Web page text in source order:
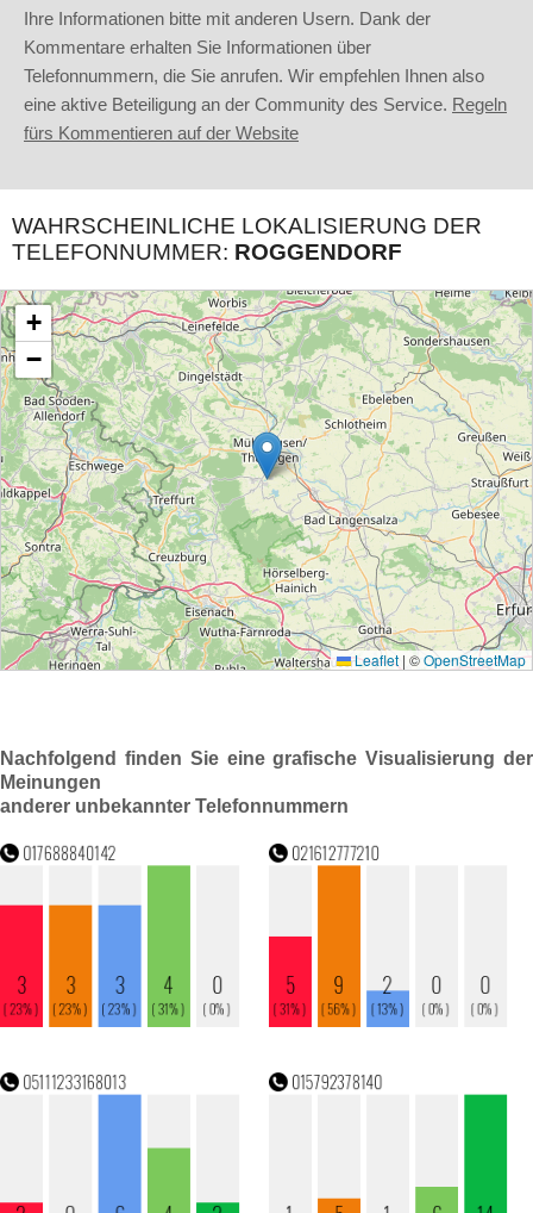
Ihre Informationen bitte mit anderen Usern. Dank der
Kommentare erhalten Sie Informationen über
Telefonnummern, die Sie anrufen. Wir empfehlen Ihnen also
eine aktive Beteiligung an der Community des Service. Regeln
fürs Kommentieren auf der Website
WAHRSCHEINLICHE LOKALISIERUNG DER
TELEFONNUMMER: ROGGENDORF
Nachfolgend finden Sie eine grafische Visualisierung der
Meinungen
anderer unbekannter Telefonnummern